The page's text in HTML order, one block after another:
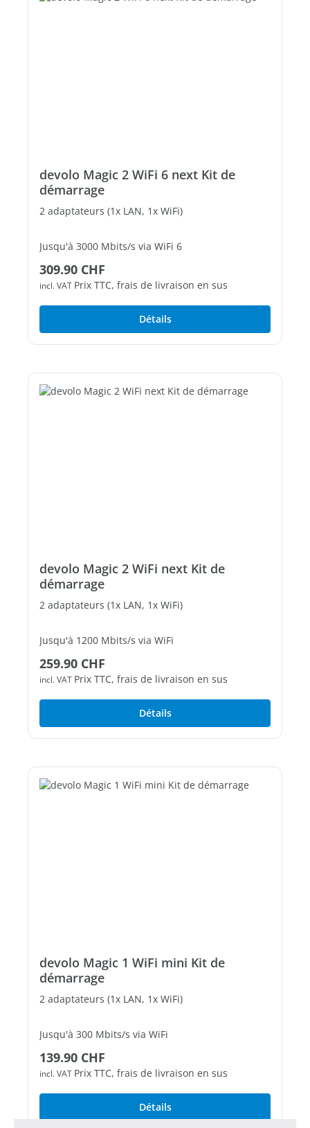
devolo Magic 2 WiFi 6 next Kit de
démarrage
2 adaptateurs (1x LAN, 1x WiFi)
Jusqu'à 3000 Mbits/s via WiFi 6
2 ports Ethernet Gigabit libres
Prix régulier :
309.90 CHF
incl. VAT Prix TTC, frais de livraison en sus
Détails
devolo Magic 2 WiFi next Kit de
démarrage
2 adaptateurs (1x LAN, 1x WiFi)
Jusqu'à 1200 Mbits/s via WiFi
2 ports Ethernet Gigabit libres
Prix régulier :
259.90 CHF
incl. VAT Prix TTC, frais de livraison en sus
Détails
devolo Magic 1 WiFi mini Kit de
démarrage
2 adaptateurs (1x LAN, 1x WiFi)
Jusqu'à 300 Mbits/s via WiFi
1 port Fast Ethernet libres
Prix régulier :
139.90 CHF
incl. VAT Prix TTC, frais de livraison en sus
Détails